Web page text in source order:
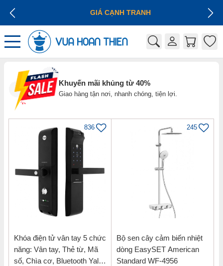
GIÁ CẠNH TRANH
Khuyến mãi khủng từ 40%
Giao hàng tận nơi, nhanh chóng, tiện lợi.
836
Khóa điện tử vân tay 5 chức
năng: Vân tay, Thẻ từ, Mã
số, Chìa cơ, Bluetooth Yale
245
Bộ sen cây cảm biến nhiệt
dòng EasySET American
Standard WF-4956